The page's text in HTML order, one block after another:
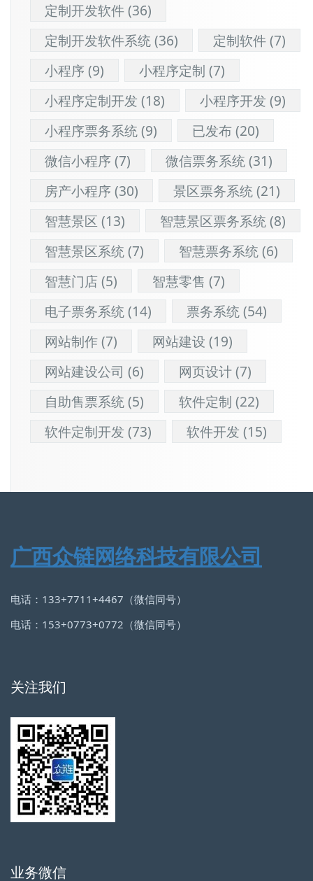
定制开发软件(36)
定制开发软件系统(36) 定制软件(7)
小程序(9) 小程序定制 (7)
小程序定制开发 (18) 小程序开发 (9)
小程序票务系统(9) 已发布(20)
微信小程序(7) 微信票务系统(31)
房产小程序(30) 景区票务系统(21)
智慧景区(13) 智慧景区票务系统(8)
智慧景区系统(7) 智慧票务系统(6)
智慧门店(5) 智慧零售 (7)
电子票务系统(14) 票务系统(54)
网站制作(7) 网站建设 (19)
网站建设公司 (6) 网页设计(7)
自助售票系统(5) 软件定制 (22)
软件定制开发 (73) 软件开发 (15)
广西众链网络科技有限公司
电话：133+7711+4467（微信同号）
电话：153+0773+0772（微信同号）
关注我们
业务微信